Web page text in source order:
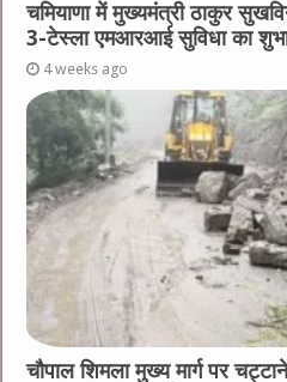
चमियाणा में मुख्यमंत्री ठाकुर
3-टेस्ला एमआरआई सुविधा का
4 weeks ago
चौपाल शिमला मुख्य मार्ग पर